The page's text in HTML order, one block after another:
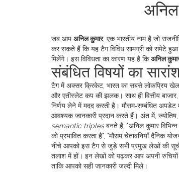
जब आप अनिल कुमार, एक भारतीय नाम है जो
कर सकते हैं कि यह टैग विविध सामग्री को समेटे
मिलेंगे। इस विविधता का कारण यह है किअनिल
संबंधित विषयों का
टैग में अक्सरक्रिकेट भारत का सबसे लोकप्रिय
और एतीस्लेट कप की झलक। साथ हीवित्तीय बाजार,
निर्णय लेने में मदद करती है। मौसम‑सम्बंधित अपडेट
आवश्यक जानकारी प्रदान करते हैं। अंत में, ज्योतिष
semantic triplesबनते हैं: "अनिल कुमार विभिन्न
को प्रभावित करता है", "मौसम चेतावनियाँ दैनिक
नीचे आपको इस टैग से जुड़े सभी प्रमुख लेखों की सूची
तलाश में हों। इन लेखों को पढ़कर आप अपनी
ताकि आपको सही जानकारी जल्दी मिले।